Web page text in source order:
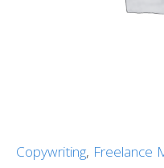
Copywriting, Freelance